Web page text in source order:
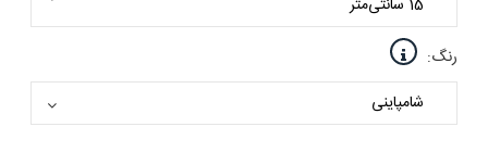
رنگ: